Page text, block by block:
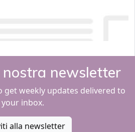
newsletter
get weekly updates delivered to
your inbox.
alla newsletter